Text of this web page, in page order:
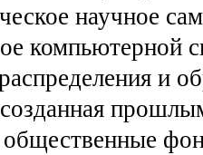
научное
компьютерной
и
общественные